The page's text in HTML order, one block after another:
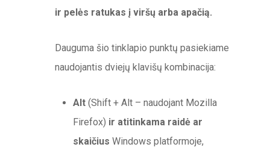
ir pelės ratukas į viršų arba apačią.
Dauguma šio tinklapio punktų pasiekiame
naudojantis dviejų klavišų kombinacija:
Alt(Shift + Alt – naudojant Mozilla
Firefox) ir atitinkama raidė ar
skaičius Windows platformoje,